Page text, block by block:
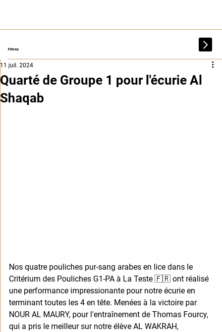
Filtres
Quarté de Groupe 1 pour l'écurie Al
Shaqab
11 juil. 2024
Nos quatre pouliches pur-sang arabes en lice dans le
Critérium des Pouliches G1-PA à La Teste 🇫🇷 ont réalisé
une performance impressionante pour notre écurie en
terminant toutes les 4 en tête. Menées à la victoire par
NOUR AL MAURY, pour l'entraînement de Thomas Fourcy,
qui a pris le meilleur sur notre élève AL WAKRAH,